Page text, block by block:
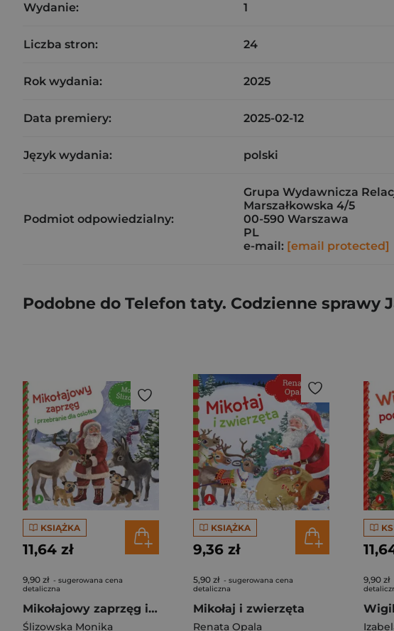
Wydanie: 1
Liczba stron: 24
Rok wydania: 2025
Data premiery: 2025-02-12
Język wydania: polski
Podmiot odpowiedzialny:
Grupa Wydawnicza
Marszałkowska 4/5
00-590 Warszawa
PL
e-mail: [email protected]
Podobne do Telefon taty. Codzienne sprawy
KSIĄŻKA
11,64 zł
9,90 zł - sugerowana cena
detaliczna
Mikołajowy zaprzęg i przebranie dla osiołka
Ślizowska Monika
KSIĄŻKA
9,36 zł
5,90 zł - sugerowana cena
detaliczna
Mikołaj i zwierzęta
Renata Opala
9,90 zł